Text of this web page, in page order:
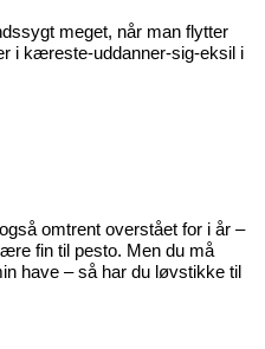
meget, når man flytter
i kæreste-uddanner-sig-eksil i
omtrent overstået for i år –
fin til pesto. Men du må
have – så har du løvstikke til